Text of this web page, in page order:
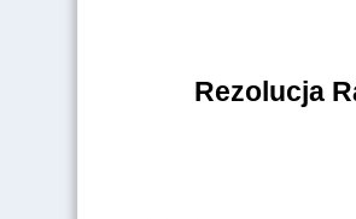
Rezolucja